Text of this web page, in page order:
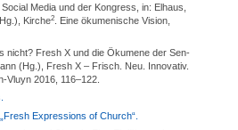
Media und der Kongress, in: Elhaus,
Kirche2 . Eine ökumenische Vision,
nicht? Fresh X und die Ökumene der Sen­
(Hg.), Fresh X – Frisch. Neu. Innovativ.
Vluyn 2016, 116–122.
Expressions of Church“.